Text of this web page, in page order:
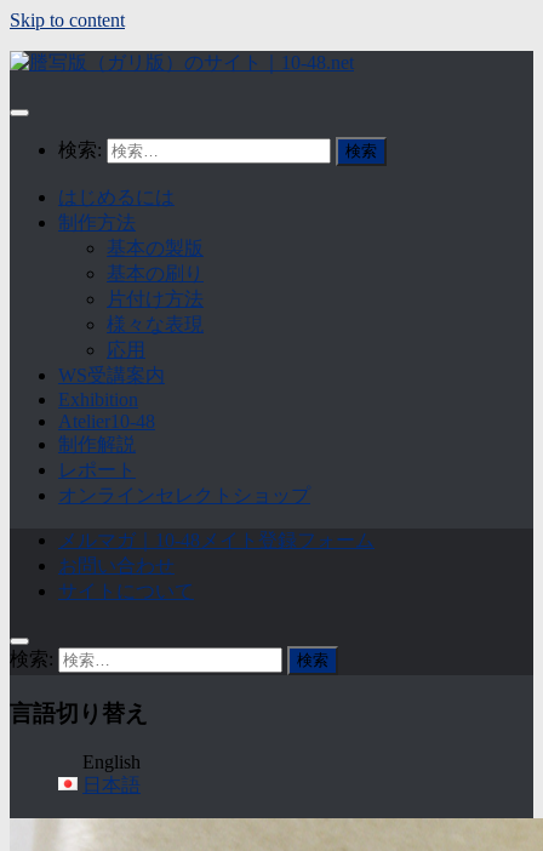
Skip to content
検索:
はじめるには
制作方法
基本の製版
基本の刷り
片付け方法
様々な表現
応用
WS受講案内
Exhibition
Atelier10-48
制作解説
レポート
オンラインセレクトショップ
メルマガ｜10-48メイト登録フォーム
お問い合わせ
サイトについて
検索:
言語切り替え
English
日本語